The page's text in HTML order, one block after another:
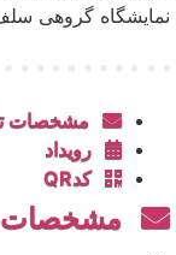
نمایشگاه گروهی
مشخصات
رویداد
کدQR
مشخصات